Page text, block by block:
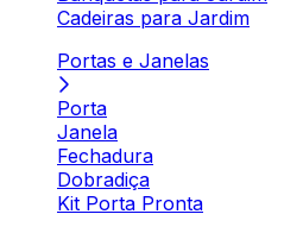
Cadeiras para Jardim
Portas e Janelas
Porta
Janela
Fechadura
Dobradiça
Kit Porta Pronta